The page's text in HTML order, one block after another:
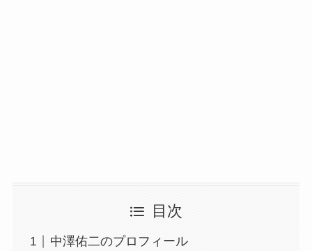
目次
中澤佑二のプロフィール